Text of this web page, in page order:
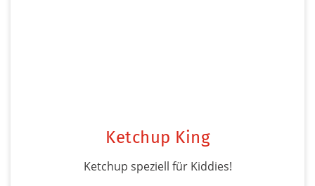
Ketchup King
Ketchup speziell für Kiddies!